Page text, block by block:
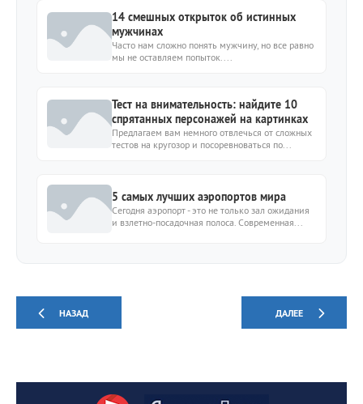
14 смешных открыток об истинных
мужчинах
Часто нам сложно понять мужчину, но все равно
мы не оставляем попыток....
Тест на внимательность: найдите 10
спрятанных персонажей на картинках
Предлагаем вам немного отвлечься от сложных
тестов на кругозор и посоревноваться по...
5 самых лучших аэропортов мира
Сегодня аэропорт - это не только зал ожидания
и взлетно-посадочная полоса. Современная...
НАЗАД ДАЛЕЕ